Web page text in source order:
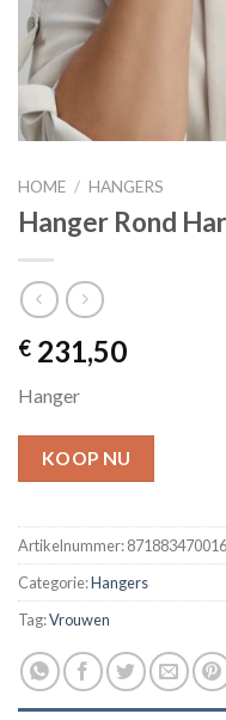
HOME / HANGERS
Hanger Rond
€ 231,50
Hanger
KOOP NU
Artikelnummer:
Categorie:Hangers
Tag:Vrouwen